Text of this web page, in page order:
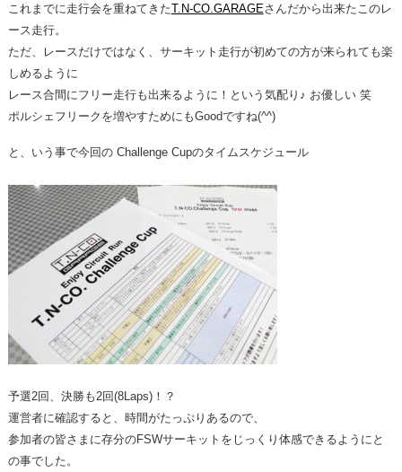
これまでに走行会を重ねてきたT.N-CO.GARAGEさんだから出来たこのレ
ース走行。
ただ、レースだけではなく、サーキット走行が初めての方が来られても楽
しめるように
レース合間にフリー走行も出来るように！という気配り♪ お優しい 笑
ポルシェフリークを増やすためにもGoodですね(^^)
と、いう事で今回の Challenge Cupのタイムスケジュール
予選2回、決勝も2回(8Laps)！？
運営者に確認すると、時間がたっぷりあるので、
参加者の皆さまに存分のFSWサーキットをじっくり体感できるようにと
の事でした。